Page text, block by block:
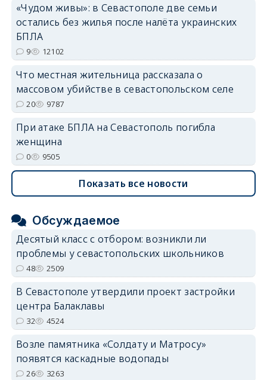
«Чудом живы»: в Севастополе две семьи
остались без жилья после налёта украинских
БПЛА
9 12102
Что местная жительница рассказала о
массовом убийстве в севастопольском селе
20 9787
При атаке БПЛА на Севастополь погибла
женщина
0 9505
Показать все новости
Обсуждаемое
Десятый класс с отбором: возникли ли
проблемы у севастопольских школьников
48 2509
В Севастополе утвердили проект застройки
центра Балаклавы
32 4524
Возле памятника «Солдату и Матросу»
появятся каскадные водопады
26 3263